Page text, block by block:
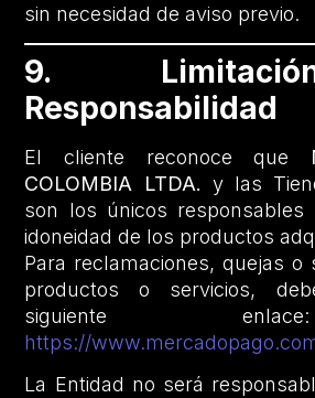
sin necesidad de aviso previo.
9.
Responsabilidad
El cliente reconoce que
COLOMBIA LTDA. y las
son los únicos
idoneidad de los productos
Para reclamaciones, quejas o
productos o servicios,
siguiente
https://
La Entidad no será